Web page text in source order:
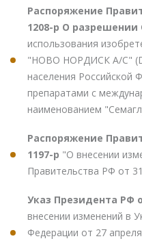
Распоряжение
1208-р О
использования
"НОВО НОРДИСК А/С"
населения Российской
препаратами с
наименованием
Распоряжение
1197-р "О внесении
Правительства РФ от
Указ Президента РФ
внесении изменений в
Федерации от 27